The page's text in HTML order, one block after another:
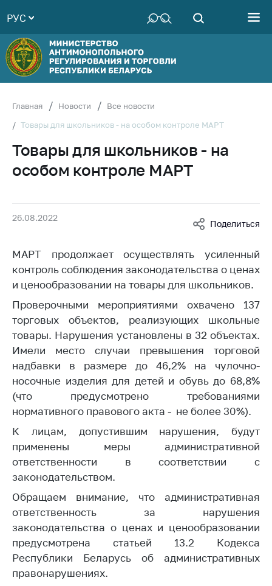
Руководство
Структура
Министерства
Территориальные
Антикоррупционная
деятельность
совет
Награждения
Белорусская
товарная биржа
Общественная
жизнь
Идеологическая
работа
Официальные
геральдические
символы
5 лет МАРТ
Деятельность
Ценовая политика
Антимонопольное
регулирование и
конкуренция
Торговля и услуги
РУС
Главная Новости
Все новости
Товары для школьников - на особом контроле МАРТ
Товары для школьников - на
особом контроле МАРТ
26.08.2022
Поделиться
МАРТ продолжает осуществлять усиленный
контроль соблюдения законодательства о ценах
и ценообразовании на товары для школьников.
Проверочными мероприятиями охвачено 137
торговых объектов, реализующих школьные
товары. Нарушения установлены в 32 объектах.
Имели место случаи превышения торговой
надбавки в размере до 46,2% на чулочно-
носочные изделия для детей и обувь до 68,8%
(что предусмотрено требованиями
нормативного правового акта - не более 30%).
К лицам, допустившим нарушения, будут
применены меры административной
ответственности в соответствии с
законодательством.
Обращаем внимание, что административная
ответственность за нарушения
законодательства о ценах и ценообразовании
предусмотрена статьей 13.2 Кодекса
Республики Беларусь об административных
правонарушениях.